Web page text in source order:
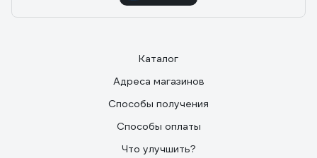
Каталог
Адреса магазинов
Способы получения
Способы оплаты
Что улучшить?